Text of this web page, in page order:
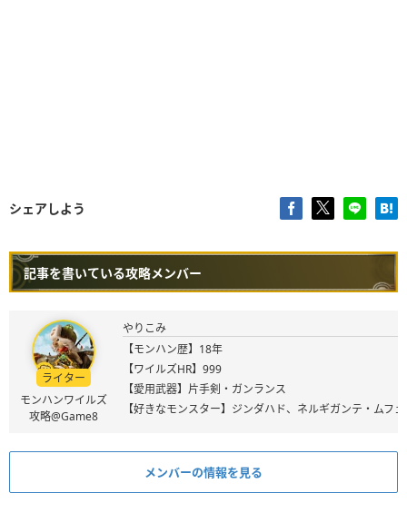
シェアしよう
記事を書いている攻略メンバー
ライター
モンハンワイルズ
攻略@Game8
やりこみ
【モンハン歴】18年
【ワイルズHR】999
【愛用武器】片手剣・ガンランス
【好きなモンスター】ジンダハド、ネルギガンテ・ムフ
メンバーの情報を見る